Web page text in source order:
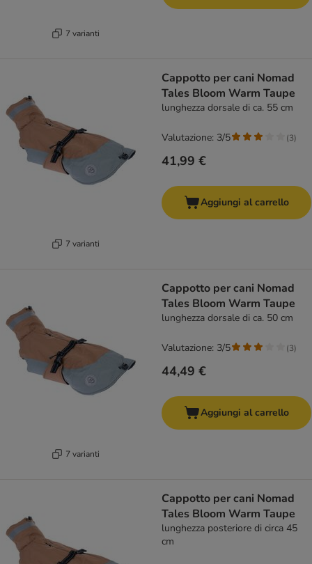
7 varianti
7 varianti
Cappotto per cani Nomad
Tales Bloom Warm Taupe
lunghezza dorsale di ca. 55 cm
41,99 €
Valutazione: 3/5 (3)
Aggiungi al carrello
7 varianti
Cappotto per cani Nomad
Tales Bloom Warm Taupe
lunghezza dorsale di ca. 50 cm
44,49 €
Valutazione: 3/5 (3)
Aggiungi al carrello
Cappotto per cani Nomad
Tales Bloom Warm Taupe
lunghezza posteriore di circa 45
cm